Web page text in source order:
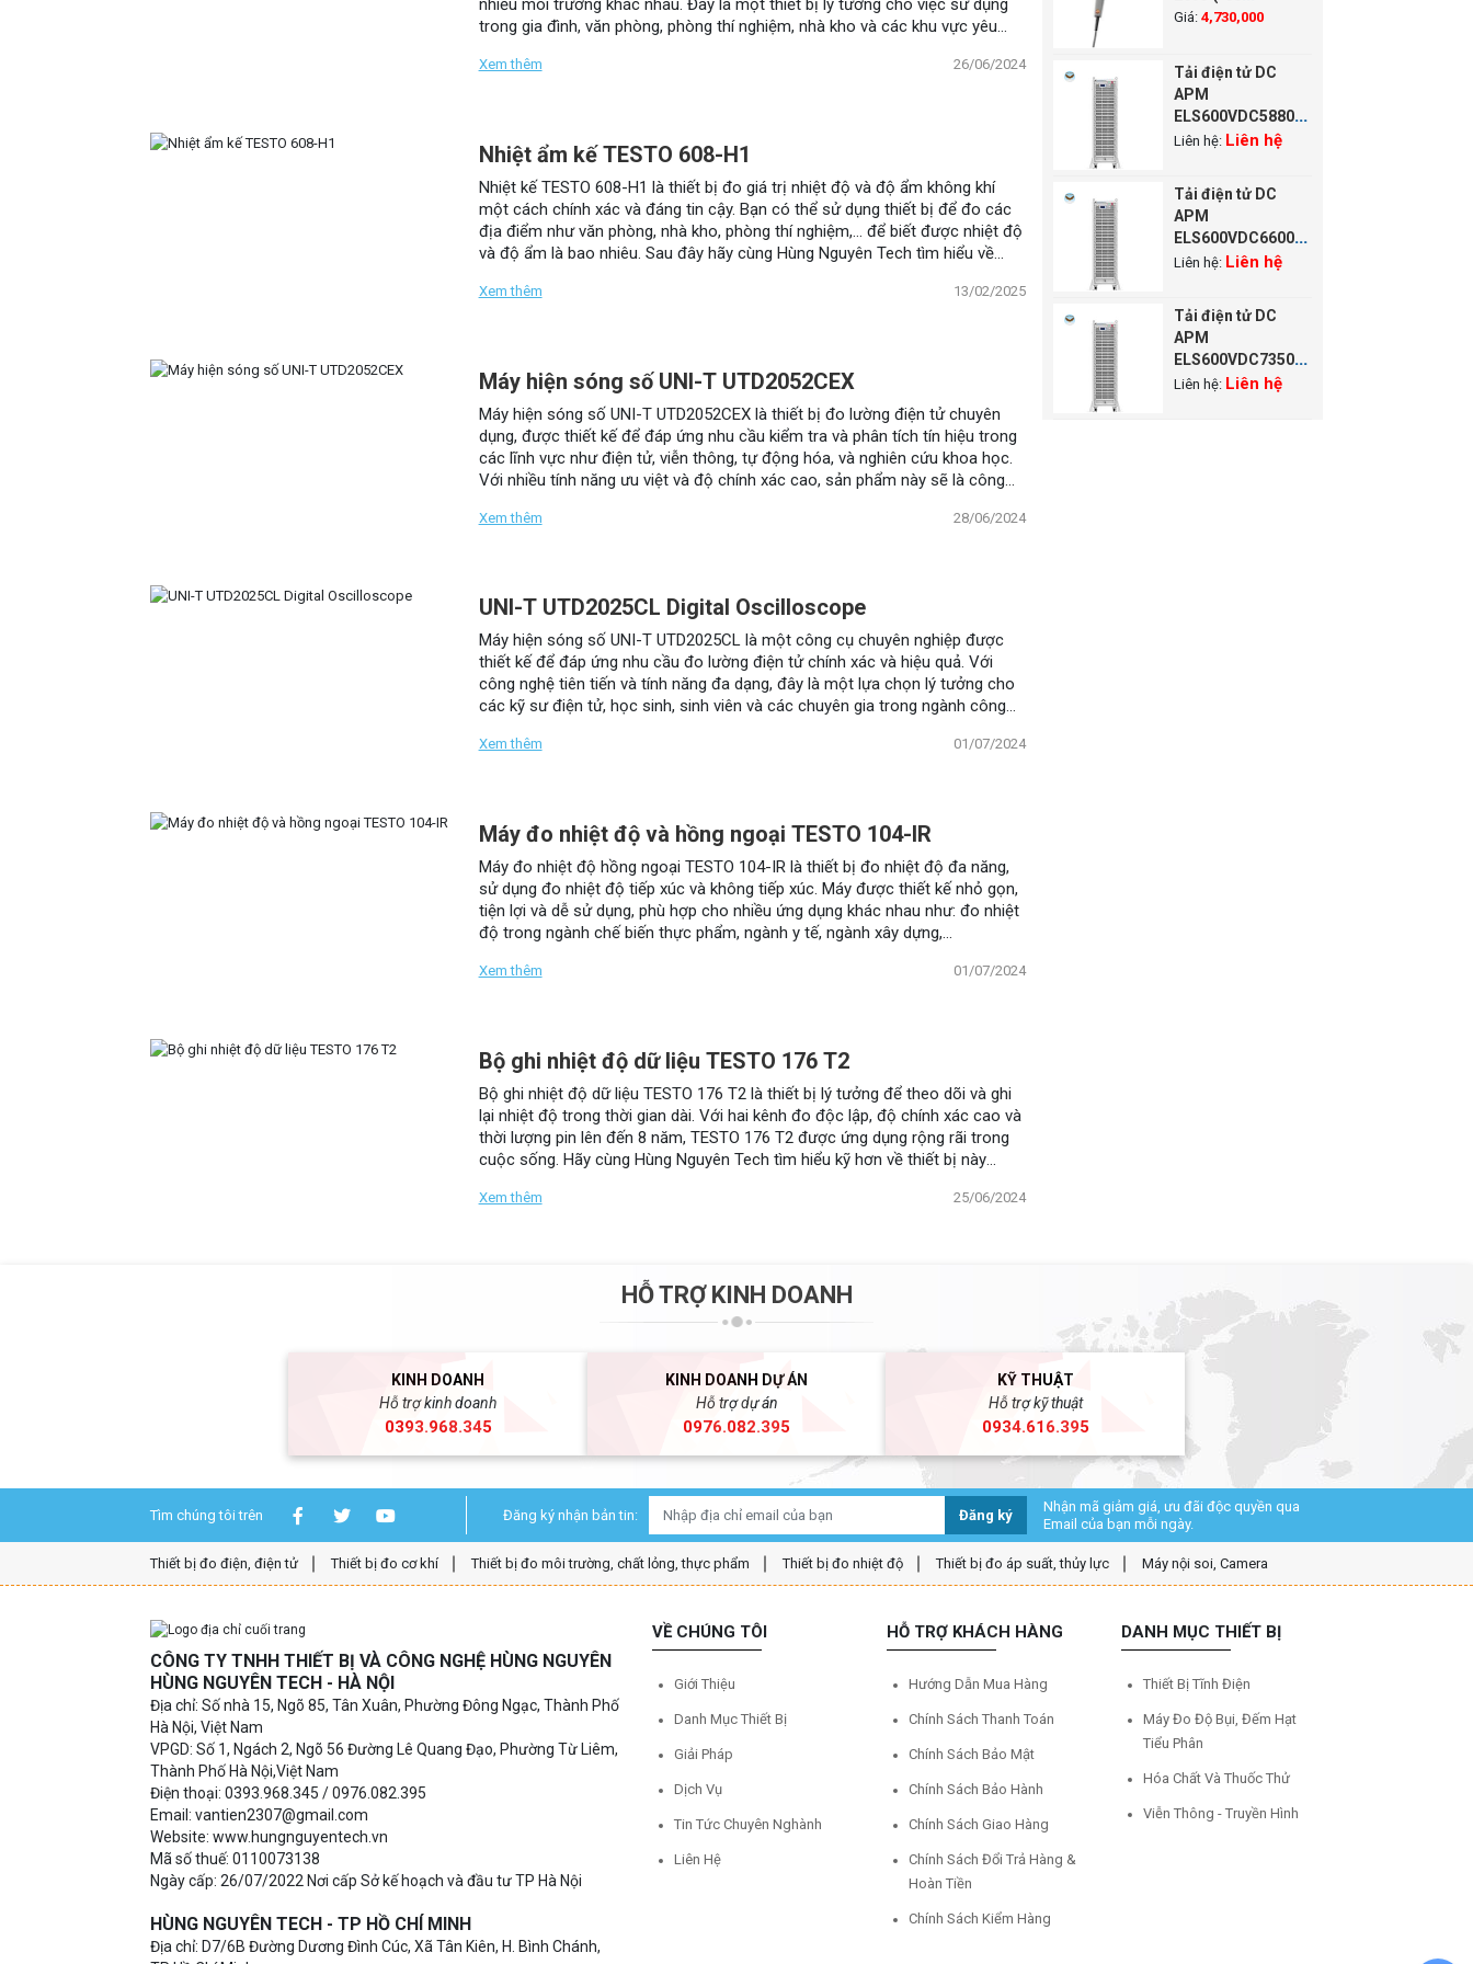
nhiều môi trường khác nhau. Đây là một thiết bị lý tưởng cho việc sử dụng
trong gia đình, văn phòng, phòng thí nghiệm, nhà kho và các khu vực yêu
Xem thêm 26/06/2024
Nhiệt ẩm kế TESTO 608-H1
Nhiệt kế TESTO 608-H1 là thiết bị đo giá trị nhiệt độ và độ ẩm không khí
một cách chính xác và đáng tin cậy. Bạn có thể sử dụng thiết bị để đo các
địa điểm như văn phòng, nhà kho, phòng thí nghiệm,… để biết được nhiệt độ
và độ ẩm là bao nhiêu. Sau đây hãy cùng Hùng Nguyên Tech tìm hiểu về
Xem thêm 13/02/2025
Máy hiện sóng số UNI-T UTD2052CEX
Máy hiện sóng số UNI-T UTD2052CEX là thiết bị đo lường điện tử chuyên
dụng, được thiết kế để đáp ứng nhu cầu kiểm tra và phân tích tín hiệu trong
các lĩnh vực như điện tử, viễn thông, tự động hóa, và nghiên cứu khoa học.
Với nhiều tính năng ưu việt và độ chính xác cao, sản phẩm này sẽ là công
Xem thêm 28/06/2024
UNI-T UTD2025CL Digital Oscilloscope
Máy hiện sóng số UNI-T UTD2025CL là một công cụ chuyên nghiệp được
thiết kế để đáp ứng nhu cầu đo lường điện tử chính xác và hiệu quả. Với
công nghệ tiên tiến và tính năng đa dạng, đây là một lựa chọn lý tưởng cho
các kỹ sư điện tử, học sinh, sinh viên và các chuyên gia trong ngành công
Xem thêm 01/07/2024
Máy đo nhiệt độ và hồng ngoại TESTO 104-IR
Máy đo nhiệt độ hồng ngoại TESTO 104-IR là thiết bị đo nhiệt độ đa năng,
sử dụng đo nhiệt độ tiếp xúc và không tiếp xúc. Máy được thiết kế nhỏ gọn,
tiện lợi và dễ sử dụng, phù hợp cho nhiều ứng dụng khác nhau như: đo nhiệt
độ trong ngành chế biến thực phẩm, ngành y tế, ngành xây dựng,…
Xem thêm 01/07/2024
Bộ ghi nhiệt độ dữ liệu TESTO 176 T2
Bộ ghi nhiệt độ dữ liệu TESTO 176 T2 là thiết bị lý tưởng để theo dõi và ghi
lại nhiệt độ trong thời gian dài. Với hai kênh đo độc lập, độ chính xác cao và
thời lượng pin lên đến 8 năm, TESTO 176 T2 được ứng dụng rộng rãi trong
cuộc sống. Hãy cùng Hùng Nguyên Tech tìm hiểu kỹ hơn về thiết bị này
Xem thêm 25/06/2024
~800°C,1.2 m)
Giá: 4,730,000
Tải điện tử DC
APM
ELS600VDC58800W-
7-36 (600V, 3000A,
Liên hệ: Liên hệ
Tải điện tử DC
APM
ELS600VDC66000W-
7-42 (600V, 3000A,
Liên hệ: Liên hệ
Tải điện tử DC
APM
ELS600VDC73500W-
7-42 (600V, 3000A,
Liên hệ: Liên hệ
HỖ TRỢ KINH DOANH
KINH DOANH
Hỗ trợ kinh doanh
0393.968.345
KINH DOANH DỰ ÁN
Hỗ trợ dự án
0976.082.395
KỸ THUẬT
Hỗ trợ kỹ thuật
0934.616.395
Tìm chúng tôi trên Đăng ký nhận bản tin: Đăng ký
Nhận mã giảm giá, ưu đãi độc quyền qua
Email của bạn mỗi ngày.
Thiết bị đo điện, điện tử Thiết bị đo cơ khí Thiết bị đo môi trường, chất lỏng, thực phẩm Thiết bị đo nhiệt độ Thiết bị đo áp suất, thủy lực Máy nội soi, Camera
CÔNG TY TNHH THIẾT BỊ VÀ CÔNG NGHỆ HÙNG NGUYÊN
HÙNG NGUYÊN TECH - HÀ NỘI
Địa chỉ: Số nhà 15, Ngõ 85, Tân Xuân, Phường Đông Ngạc, Thành Phố
Hà Nội, Việt Nam
VPGD: Số 1, Ngách 2, Ngõ 56 Đường Lê Quang Đạo, Phường Từ Liêm,
Thành Phố Hà Nội,Việt Nam
Điện thoại: 0393.968.345 / 0976.082.395
Email: vantien2307@gmail.com
Website: www.hungnguyentech.vn
Mã số thuế: 0110073138
Ngày cấp: 26/07/2022 Nơi cấp Sở kế hoạch và đầu tư TP Hà Nội
HÙNG NGUYÊN TECH - TP HỒ CHÍ MINH
Địa chỉ: D7/6B Đường Dương Đình Cúc, Xã Tân Kiên, H. Bình Chánh,
VỀ CHÚNG TÔI
Giới Thiệu
Danh Mục Thiết Bị
Giải Pháp
Dịch Vụ
Tin Tức Chuyên Nghành
Liên Hệ
HỖ TRỢ KHÁCH HÀNG
Hướng Dẫn Mua Hàng
Chính Sách Thanh Toán
Chính Sách Bảo Mật
Chính Sách Bảo Hành
Chính Sách Giao Hàng
Chính Sách Đổi Trả Hàng &
Hoàn Tiền
Chính Sách Kiểm Hàng
DANH MỤC THIẾT BỊ
Thiết Bị Tĩnh Điện
Máy Đo Độ Bụi, Đếm Hạt
Tiểu Phân
Hóa Chất Và Thuốc Thử
Viễn Thông - Truyền Hình